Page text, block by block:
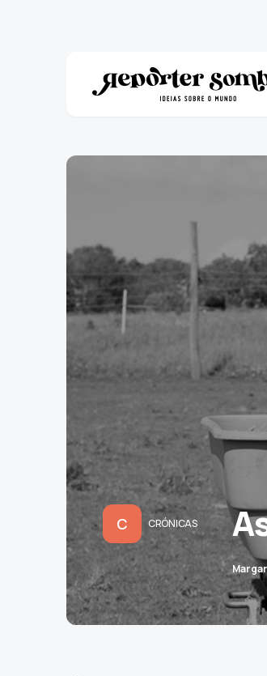
C CRÓNICAS